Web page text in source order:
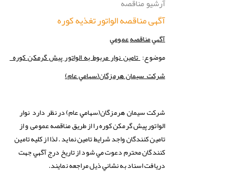
آرشیو مناقصه
آگهی مناقصه الواتور تغذیه کوره
آگهي مناقصه عمومي
موضوع: تامین نوار مربوط به الواتور پیش گرمکن کوره
شركت سيمان هرمزگان(سهامي عام)
شركت سيمان هرمزگان(سهامي عام) در نظر دارد نوار
الواتور پیش گرمکن کوره را از طریق مناقصه عمومی و از
تامین کنندگان واجد شرایط تامین نماید . لذا از كليه تامین
کنندگان محترم دعوت مي شود از تاريخ درج آگهي جهت
دريافت اسناد به نشاني ذيل مراجعه نمايند.